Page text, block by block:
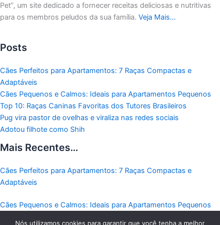
Pet”, um site dedicado a fornecer receitas deliciosas e nutritivas
para os membros peludos da sua família. Veja Mais…
Posts
Cães Perfeitos para Apartamentos: 7 Raças Compactas e
Adaptáveis
Cães Pequenos e Calmos: Ideais para Apartamentos Pequenos
Top 10: Raças Caninas Favoritas dos Tutores Brasileiros
Pug vira pastor de ovelhas e viraliza nas redes sociais
Adotou filhote como Shih
Mais Recentes…
Cães Perfeitos para Apartamentos: 7 Raças Compactas e
Adaptáveis
Cães Pequenos e Calmos: Ideais para Apartamentos Pequenos
Nós utilizamos cookies para garantir que você tenha a melhor